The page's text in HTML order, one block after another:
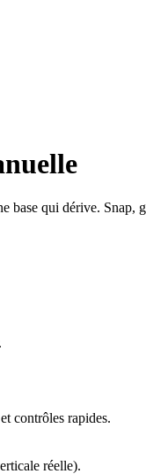
base qui dérive.
contrôles rapides.
réelle).